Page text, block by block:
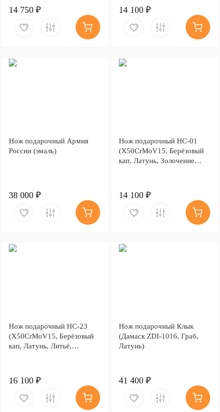
тыльника)
14 750 ₽ 14 100 ₽
Нож подарочный Армия
России (эмаль)
38 000 ₽
Нож подарочный НС-01
(X50CrMoV15, Берёзовый
кап, Латунь, Золочение
14 100 ₽
Нож подарочный НС-23
(X50CrMoV15, Берёзовый
кап, Латунь, Литьё,
16 100 ₽
Нож подарочный Клык
(Дамаск ZDI-1016, Граб,
Латунь)
41 400 ₽